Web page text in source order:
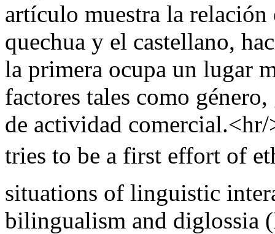
artículo muestra la relación
quechua y el castellano,
la primera ocupa un lugar
factores tales como
de actividad
tries to be a first effort of
situations of linguistic
bilingualism and diglossia